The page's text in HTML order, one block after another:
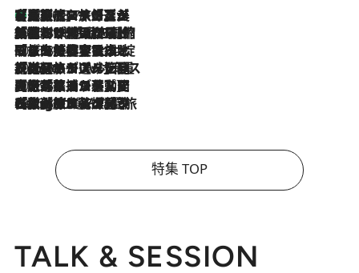
2026.8.7
【厳選旅コスメ】「多機能アイテムがメイン！」旅好き美容エディターが選んだ夏旅ベストコスメを発表【Mサイズジップ】
2026.8.6
「荷物が増えるほど旅ストレスは増す」美容ジャーナリストがたどり着いた最終結論。“化粧品を劇的に減らす”感動の凝縮美容とは
2026.8.6
「旅先には金髪ウィッグを持参」日本と同じメイクでは損してる!? 美容ジャーナリストが提案する“掟破りの旅美容”とは
2026.8.6
【厳選旅コスメ】「身軽さ＆UV対策重視！」ヘアアーティストshucoが選んだ夏旅ベストコスメを発表【Mサイズジップ】
2026.8.5
【厳選旅コスメ】国内をあちこち移動する河井菜摘が選んだ夏旅ベストコスメ発表！「リラックスアイテムはマスト」【Mサイズジップ】
2026.8.4
【厳選旅コスメ】「紫外線＆乾燥対策しながらメイク感も！」ヘア＆メイクGeorgeが選んだ夏旅ベストコスメを発表！【Mサイズジップ】
特集 TOP
TALK & SESSION